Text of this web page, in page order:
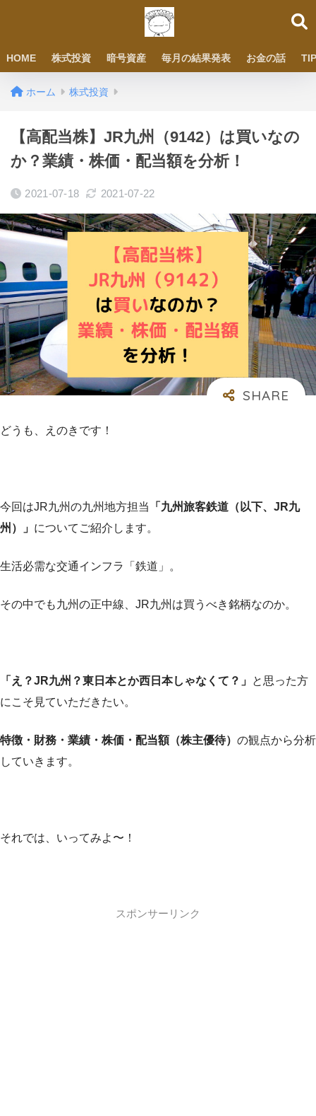
HOME 株式投資 暗号資産 毎月の結果発表 お金の話
ホーム 株式投資
【高配当株】JR九州（9142）は買いなの
か？業績・株価・配当額を分析！
2021-07-18 2021-07-22
どうも、えのきです！
今回はJR九州の九州地方担当
「九州旅客鉄道（以下、JR九
州）」 についてご紹介します。
生活必需な交通インフラ「鉄道」。
その中でも九州の正中線、JR九州は買うべき銘柄なのか。
「え？JR九州？東日本とか西日本しゃなくて？」 と思った方
にこそ見ていただきたい。
特徴・財務・業績・株価・配当額（株主優待） の観点から分析
していきます。
それでは、いってみよ〜！
スポンサーリンク